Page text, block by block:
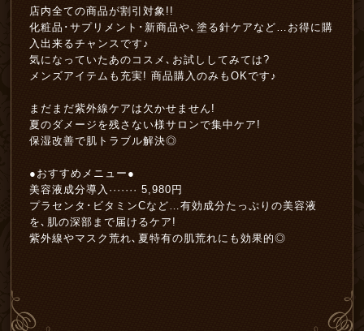
店内全ての商品が割引対象!!
化粧品･サプリメント･新商品や､塗る針ケアなど…お得に購
入出来るチャンスです♪
気になっていたあのコスメ､お試ししてみては?
メンズアイテムも充実! 商品購入のみもOKです♪
まだまだ紫外線ケアは欠かせません!
夏のダメージを残さない様サロンで集中ケア!
保湿改善で肌トラブル解決◎
●おすすめメニュー●
美容液成分導入······· 5,980円
プラセンタ･ビタミンCなど…有効成分たっぷりの美容液
を､肌の深部まで届けるケア!
紫外線やマスク荒れ､夏特有の肌荒れにも効果的◎